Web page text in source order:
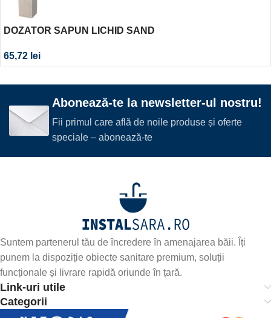
DOZATOR SAPUN LICHID SAND
65,72 lei
Abonează-te la newsletter-ul nostru!
Fii primul care află de noile produse și oferte
speciale – abonează-te
Suntem partenerul tău de încredere în amenajarea băii. Îți
punem la dispoziție obiecte sanitare premium, soluții
funcționale și livrare rapidă oriunde în țară.
Link-uri utile
Categorii